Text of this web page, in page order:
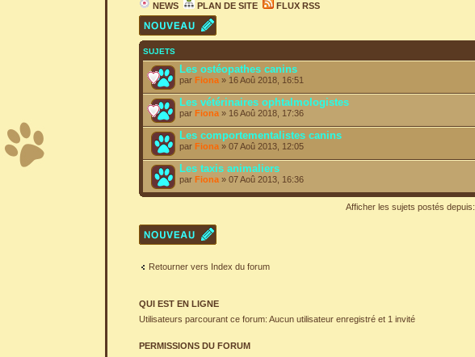
NEWS PLAN DE SITE
FLUX RSS
Écrire un nouveau
sujet
SUJETS
Les ostéopathes canins
par Fiona » 16 Aoû 2018, 16:51
Les vétérinaires ophtalmologistes
par Fiona » 16 Aoû 2018, 17:36
Les comportementalistes canins
par Fiona » 07 Aoû 2013, 12:05
Les taxis animaliers
par Fiona » 07 Aoû 2013, 16:36
Afficher les sujets postés depuis:
Écrire un nouveau
sujet
Retourner vers Index du forum
QUI EST EN LIGNE
Utilisateurs parcourant ce forum: Aucun utilisateur enregistré et 1 invité
PERMISSIONS DU FORUM